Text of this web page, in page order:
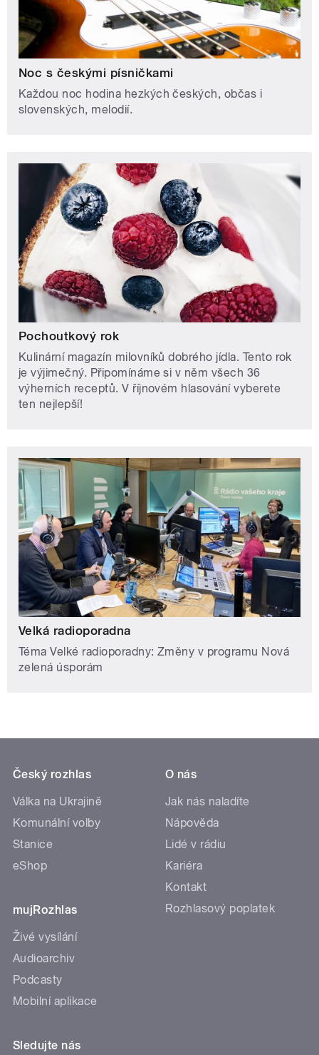
Noc s českými písničkami
Každou noc hodina hezkých českých, občas i
slovenských, melodií.
Pochoutkový rok
Kulinární magazín milovníků dobrého jídla. Tento rok
je výjimečný. Připomínáme si v něm všech 36
výherních receptů. V říjnovém hlasování vyberete
ten nejlepší!
Velká radioporadna
Téma Velké radioporadny: Změny v programu Nová
zelená úsporám
Český rozhlas
Válka na Ukrajině
Komunální volby
Stanice
eShop
mujRozhlas
Živé vysílání
Audioarchiv
Podcasty
Mobilní aplikace
O nás
Jak nás naladíte
Nápověda
Lidé v rádiu
Kariéra
Kontakt
Rozhlasový poplatek
Sledujte nás